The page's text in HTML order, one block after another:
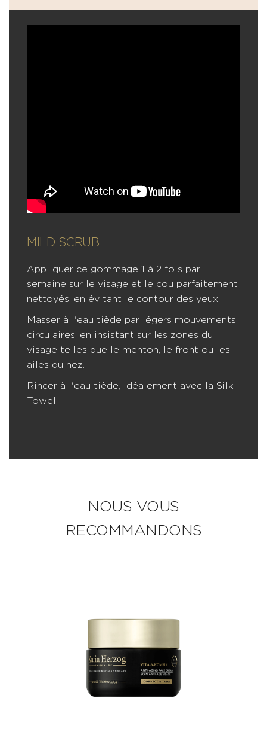
MILD SCRUB
Appliquer ce gommage 1 à 2 fois par
semaine sur le visage et le cou parfaitement
nettoyés, en évitant le contour des yeux.
Masser à l'eau tiède par légers mouvements
circulaires, en insistant sur les zones du
visage telles que le menton, le front ou les
ailes du nez.
Rincer à l'eau tiède, idéalement avec la Silk
Towel.
NOUS VOUS
RECOMMANDONS